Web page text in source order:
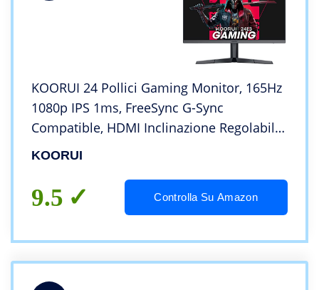
KOORUI 24 Pollici Gaming Monitor, 165Hz
1080p IPS 1ms, FreeSync G-Sync
Compatible, HDMI Inclinazione Regolabile,
Eye Care, Montabile a Parete VESA (FHD
KOORUI
9.5 Controlla Su Amazon